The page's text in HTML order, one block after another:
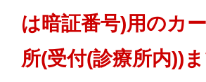
は暗証番号)用のカ
所(受付(診療所内))